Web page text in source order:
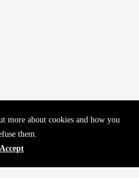
more about cookies and how you
them.